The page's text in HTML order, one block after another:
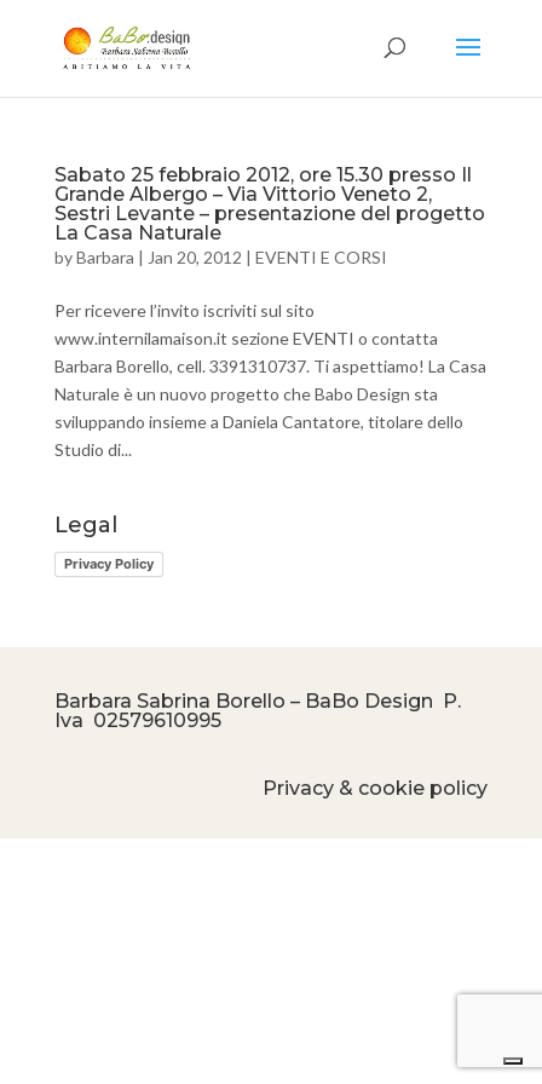
Sabato 25 febbraio 2012, ore 15.30 presso Il
Grande Albergo – Via Vittorio Veneto 2,
Sestri Levante – presentazione del progetto
La Casa Naturale
byBarbara | Jan 20, 2012 | EVENTI E CORSI
Per ricevere l’invito iscriviti sul sito
www.internilamaison.it sezione EVENTI o contatta
Barbara Borello, cell. 3391310737. Ti aspettiamo! La Casa
Naturale è un nuovo progetto che Babo Design sta
sviluppando insieme a Daniela Cantatore, titolare dello
Studio di...
Legal
Privacy Policy
Barbara Sabrina Borello – BaBo Design P.
Iva 02579610995
Privacy & cookie policy